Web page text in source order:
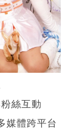
絲互動
媒體跨平台